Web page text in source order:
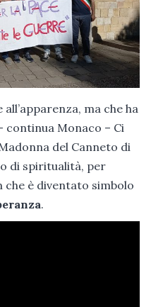
ma che ha
Monaco – Ci
del Canneto di
di spiritualità, per
che è diventato simbolo
.